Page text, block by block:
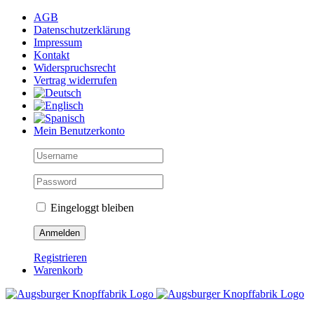
Skip
content
AGB
Datenschutzerklärung
Impressum
Kontakt
Widerspruchsrecht
Vertrag widerrufen
Mein Benutzerkonto
Eingeloggt bleiben
Registrieren
Warenkorb